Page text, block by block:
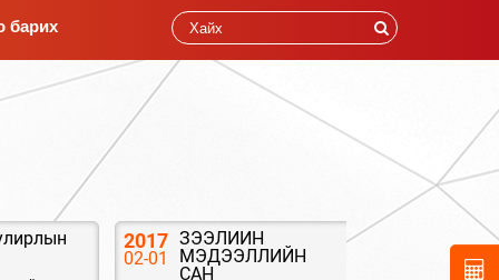
барих
2017
02-01
ЗЭЭЛИЙН
МЭДЭЭЛЛИЙН
САН
төлөө